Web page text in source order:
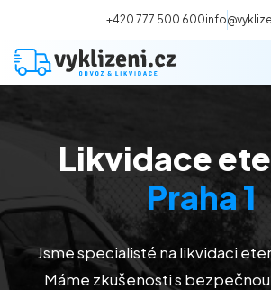
+420 777 500 600
Vyklízení
Stěhování
Malování
Likvidace
Praha 1
Jsme specialisté na likvidaci
Máme zkušenosti s bezpečnou